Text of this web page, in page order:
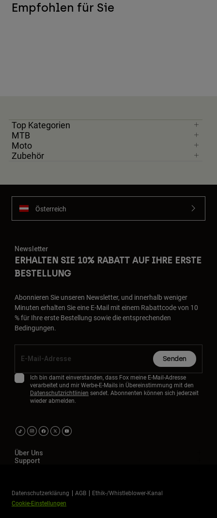
Empfohlen für Sie
Top Kategorien
MTB
Moto
Zubehör
Österreich
Newsletter
ERHALTEN SIE 10% RABATT AUF IHRE ERSTE
BESTELLUNG
Abonnieren Sie unseren Newsletter, und innerhalb weniger
Minuten erhalten Sie eine E-Mail mit einem Rabattcode von 10
% für Ihre erste Bestellung sowie die entsprechenden
Bedingungen.
Senden
Ich bin damit einverstanden, dass Fox meine E-Mail-Adresse
verarbeitet und mir Werbe-E-Mails in Übereinstimmung mit den
Datenschutzrichtlinien sendet. Abonnenten können sich jederzeit
wieder abmelden.
Über Uns
Support
Datenschutzerklärung AGB
Ethik-/Whistleblower-Kanal
Cookie-Einstellungen